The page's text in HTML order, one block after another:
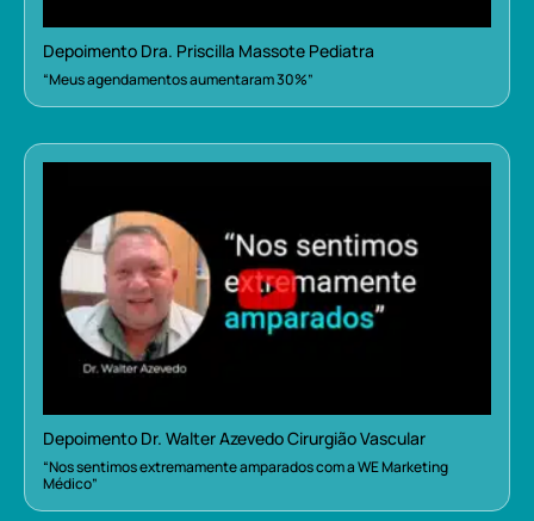
Depoimento Dra. Priscilla Massote Pediatra
“Meus agendamentos aumentaram 30%”
Depoimento Dr. Walter Azevedo Cirurgião Vascular
“Nos sentimos extremamente amparados com a WE Marketing
Médico”